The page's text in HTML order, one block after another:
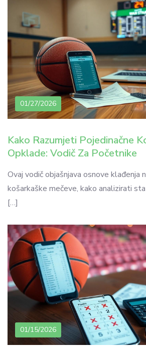
01/27/2026
Kako Razumjeti Pojedinačne
Opklade: Vodič Za Početnike
Ovaj vodič objašnjava osnove klađenja
košarkaške mečeve, kako analizirati
[…]
01/15/2026